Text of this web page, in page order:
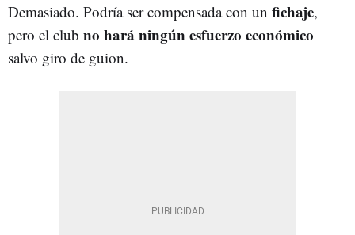
Demasiado. Podría ser compensada con un fichaje,
pero el club no hará ningún esfuerzo económico
salvo giro de guion.